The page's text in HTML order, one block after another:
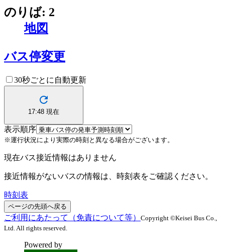
のりば: 2
地図
バス停変更
30秒ごとに自動更新
17:48 現在
表示順序
※運行状況により実際の時刻と異なる場合がございます。
現在バス接近情報はありません
接近情報がないバスの情報は、時刻表をご確認ください。
時刻表
ページの先頭へ戻る
ご利用にあたって（免責について等） Copyright ©Keisei Bus Co.,
Ltd. All rights reserved.
Powered by